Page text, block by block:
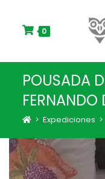
0
POUSADA
FERNANDO
> Expediciones >